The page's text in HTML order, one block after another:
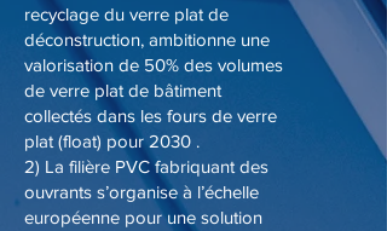
recyclage du verre plat de
déconstruction, ambitionne une
valorisation de 50% des volumes
de verre plat de bâtiment
collectés dans les fours de verre
plat (float) pour 2030 .
2) La filière PVC fabriquant des
ouvrants s’organise à l’échelle
européenne pour une solution